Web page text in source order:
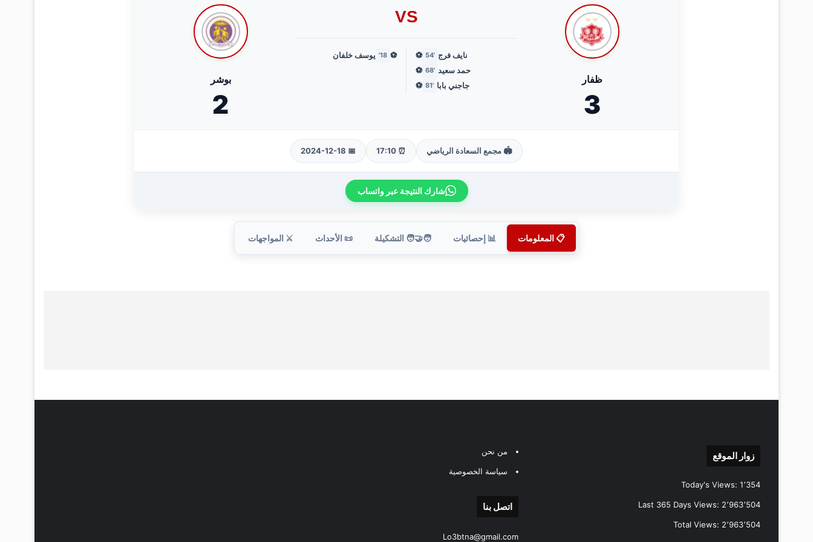
ظفار
3
VS
نايف فرج '54
⚽
حمد سعيد '68
⚽
جاجني بابا '81
⚽
⚽
18' يوسف خلفان
بوشر
2
🏟️ مجمع السعادة الرياضي ⏰ 17:10
📅 2024-12-18
شارك النتيجة عبر واتساب
📋 المعلومات 📊 إحصائيات 🧑‍🤝‍🧑 التشكيلة 📜 الأحداث ⚔️ المواجهات
زوار الموقع
Today's Views: 1٬354
Last 365 Days Views: 2٬963٬504
Total Views: 2٬963٬504
من نحن
سياسة الخصوصية
اتصل بنا
Lo3btna@gmail.com